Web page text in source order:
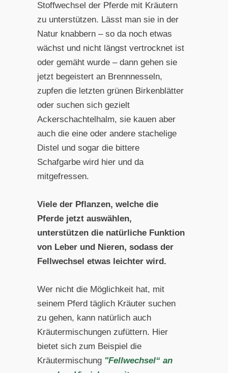
Stoffwechsel der Pferde mit Kräutern
zu unterstützen. Lässt man sie in der
Natur knabbern – so da noch etwas
wächst und nicht längst vertrocknet ist
oder gemäht wurde – dann gehen sie
jetzt begeistert an Brennnesseln,
zupfen die letzten grünen Birkenblätter
oder suchen sich gezielt
Ackerschachtelhalm, sie kauen aber
auch die eine oder andere stachelige
Distel und sogar die bittere
Schafgarbe wird hier und da
mitgefressen.
Viele der Pflanzen, welche die
Pferde jetzt auswählen,
unterstützen die natürliche Funktion
von Leber und Nieren, sodass der
Fellwechsel etwas leichter wird.
Wer nicht die Möglichkeit hat, mit
seinem Pferd täglich Kräuter suchen
zu gehen, kann natürlich auch
Kräutermischungen zufüttern. Hier
bietet sich zum Beispiel die
Kräutermischung "Fellwechsel“ an